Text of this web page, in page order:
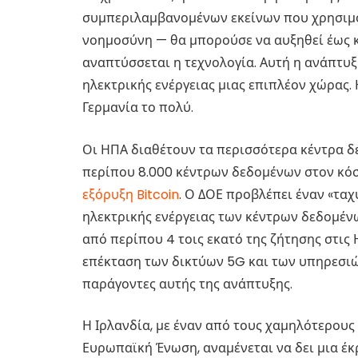
συμπεριλαμβανομένων εκείνων που
νοημοσύνη — θα μπορούσε να αυξηθεί έως
αναπτύσσεται η τεχνολογία. Αυτή η
ηλεκτρικής ενέργειας μιας επιπλέον
Γερμανία το πολύ.
Οι ΗΠΑ διαθέτουν τα περισσότερα κέντρα
περίπου 8.000 κέντρων δεδομένων στον
εξόρυξη Bitcoin. Ο ΔΟΕ προβλέπει έναν
ηλεκτρικής ενέργειας των κέντρων
από περίπου 4 τοις εκατό της ζήτησης
επέκταση των δικτύων 5G και των
παράγοντες αυτής της ανάπτυξης.
Η Ιρλανδία, με έναν από τους
Ευρωπαϊκή Ένωση, αναμένεται να δει μια